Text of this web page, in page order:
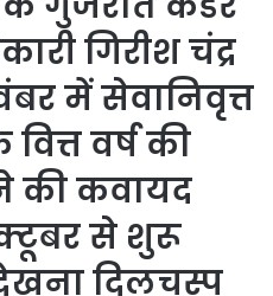
गिरीश चंद्र
में सेवानिवृत्त
वर्ष की
की कवायद
से शुरू
दिलचस्प